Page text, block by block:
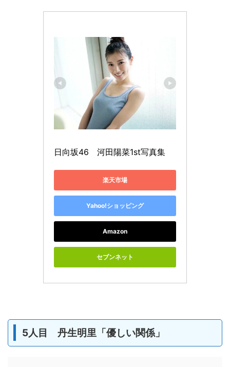
日向坂46　河田陽菜1st写真集
楽天市場
Yahoo!ショッピング
Amazon
セブンネット
5人目 丹生明里「優しい関係」